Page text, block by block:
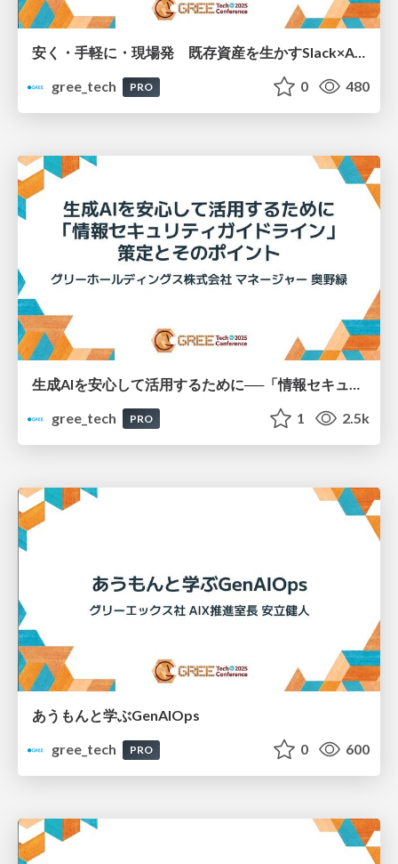
安く・手軽に・現場発 既存資産を生かすSlack×AI検索Botの作り方
gree_tech
PRO 0 480
gree_tech
PRO 1 2.5k
あうもんと学ぶGenAIOps
gree_tech
PRO 0 600